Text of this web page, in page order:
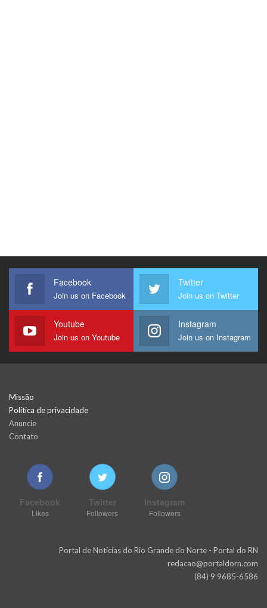
Facebook
Join us on Facebook
Twitter
Join us on Twitter
Youtube
Join us on Youtube
Instagram
Join us on Instagram
Missão
Política de privacidade
Anuncie
Contato
Facebook
Likes
Twitter
Followers
Instagram
Followers
Portal de Notícias do Rio Grande do Norte - Portal do RN
redacao@portaldorn.com
(84) 9 9685-6586